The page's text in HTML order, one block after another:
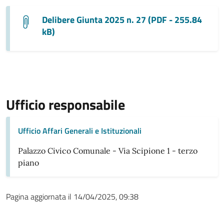
Delibere Giunta 2025 n. 27 (PDF - 255.84
kB)
Ufficio responsabile
Ufficio Affari Generali e Istituzionali
Palazzo Civico Comunale - Via Scipione 1 - terzo
piano
Pagina aggiornata il 14/04/2025, 09:38